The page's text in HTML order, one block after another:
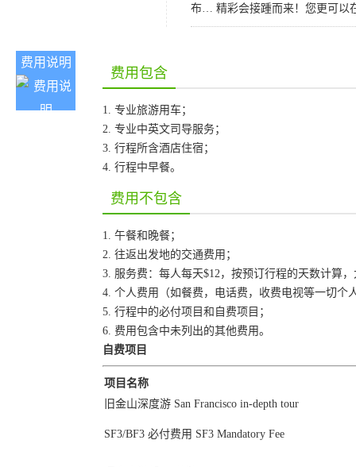
布… 精彩会接踵而来！您更可以
费用说明
费用包含
1. 专业旅游用车；
2. 专业中英文司导服务；
3. 行程所含酒店住宿；
4. 行程中早餐。
费用不包含
1. 午餐和晚餐；
2. 往返出发地的交通费用；
3. 服务费：每人每天$12，按预订行程的天数计算
4. 个人费用（如餐费，电话费，收费电视等一切个
5. 行程中的必付项目和自费项目；
6. 费用包含中未列出的其他费用。
自费项目
项目名称
旧金山深度游 San Francisco in-depth tour
SF3/BF3 必付费用 SF3 Mandatory Fee